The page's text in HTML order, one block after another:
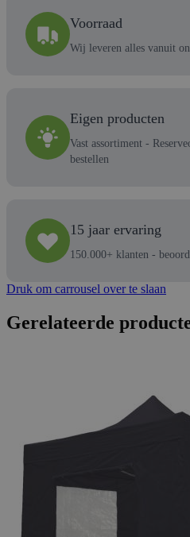
Voorraad
Wij leveren alles vanuit
Eigen producten
Vast assortiment -
bestellen
15 jaar ervaring
150.000+ klanten -
Druk om carrousel over te slaan
Gerelateerde